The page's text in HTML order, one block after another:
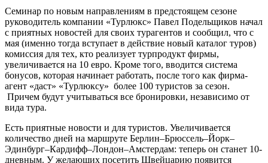
Семинар по новым направлениям в предстоящем сезоне
руководитель компании «Турлюкс» Павел Подельщиков начал
с приятных новостей для своих тур­агентов и сообщил, что с
мая (именно тогда вступает в действие новый каталог туров)
комиссия для тех, кто реализует турпродукт фирмы,
увеличивается на 10 евро. Кроме того, вводится система
бонусов, которая начинает работать, после того как фирма-
агент «даст» «Турлюксу» более 100 туристов за сезон.
Причем будут учитываться все бронировки, независимо от
вида тура.
Есть приятные новости и для туристов. Увеличивается
количество дней на маршруте Берлин–Брюссель–Йорк–
Эдинбург–Кардифф–Лондон–Амстердам: теперь он станет 10-
дневным. У желающих посетить Швейцарию появится